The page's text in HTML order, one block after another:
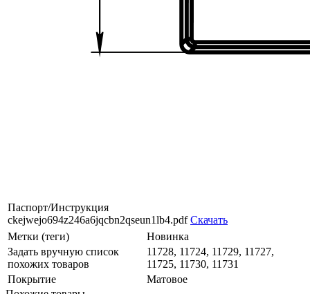
Паспорт/Инструкция
ckejwejo694z246a6jqcbn2qseun1lb4.pdfСкачать
Метки (теги)
Новинка
Задать вручную список
похожих товаров
11728, 11724, 11729, 11727,
11725, 11730, 11731
Покрытие
Матовое